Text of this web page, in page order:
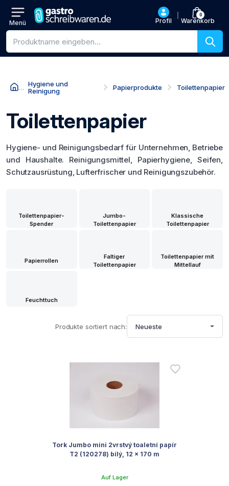
Menü Profil
0
Warenkorb
Produktsuche
Hygiene und
Reinigung
Papierprodukte Toilettenpapier
Toilettenpapier
Hygiene- und Reinigungsbedarf für Unternehmen, Betriebe
und Haushalte. Reinigungsmittel, Papierhygiene, Seifen,
Schutzausrüstung, Lufterfrischer und Reinigungszubehör.
Toilettenpapier-
Spender
Jumbo-
Toilettenpapier
Klassische
Toilettenpapier
Papierrollen
Faltiger
Toilettenpapier
Toilettenpapier mit
Mittellauf
Feuchttuch
Produkte sortiert nach: Neueste
Tork Jumbo mini 2vrstvý toaletní papír
T2 (120278) bílý, 12 x 170 m
Auf Lager